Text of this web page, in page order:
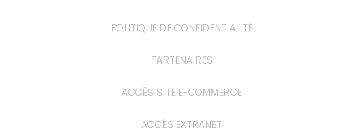
POLITIQUE DE CONFIDENTIALITÉ
PARTENAIRES
ACCÈS SITE E-COMMERCE
ACCÈS EXTRANET